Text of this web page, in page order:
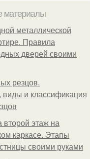
материалы
металлической
Правила
дверей своими
резцов.
виды и классификация
второй этаж на
каркасе. Этапы
своими руками